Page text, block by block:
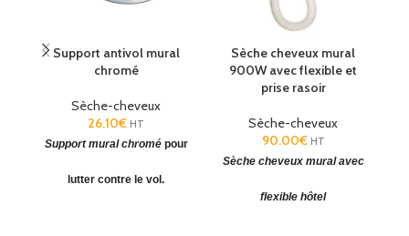
Support antivol mural
chromé
Sèche-cheveux
26.10€ HT
Support mural chromépour
lutter contre le vol.
Sèche cheveux mural
900W avec flexible et
prise rasoir
Sèche-cheveux
90.00€ HT
Sèche cheveux mural avec
flexible hôtel